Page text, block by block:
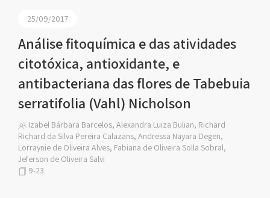
25/09/2017
Análise fitoquímica e das atividades
citotóxica, antioxidante, e
antibacteriana das flores de Tabebuia
serratifolia (Vahl) Nicholson
Izabel Bárbara Barcelos, Alexandra Luiza Bulian, Richard
Richard da Silva Pereira Calazans, Andressa Nayara Degen,
Lorraynie de Oliveira Alves, Fabiana de Oliveira Solla Sobral,
Jeferson de Oliveira Salvi
9-23